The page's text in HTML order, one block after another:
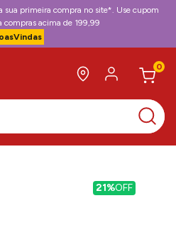
sua primeira compra no site*. Use cupom
compras acima de 199,99
0
21%OFF